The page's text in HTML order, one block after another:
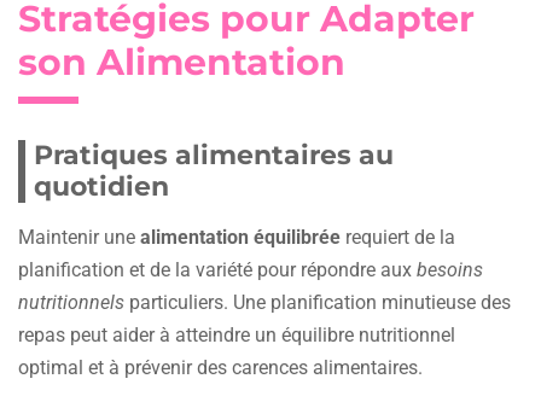
Stratégies pour Adapter
son Alimentation
Pratiques alimentaires au
quotidien
Maintenir une alimentation équilibrée requiert de la
planification et de la variété pour répondre aux besoins
nutritionnels particuliers. Une planification minutieuse des
repas peut aider à atteindre un équilibre nutritionnel
optimal et à prévenir des carences alimentaires.